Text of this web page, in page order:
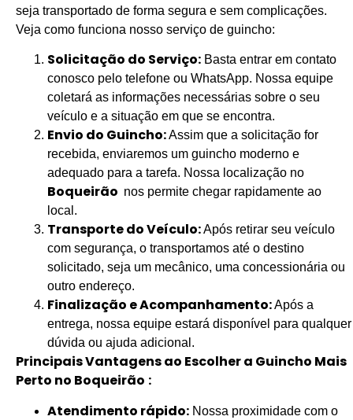
seja transportado de forma segura e sem complicações.
Veja como funciona nosso serviço de guincho:
Solicitação do Serviço: Basta entrar em contato
conosco pelo telefone ou WhatsApp. Nossa equipe
coletará as informações necessárias sobre o seu
veículo e a situação em que se encontra.
Envio do Guincho:Assim que a solicitação for
recebida, enviaremos um guincho moderno e
adequado para a tarefa. Nossa localização no
Boqueirão nos permite chegar rapidamente ao
local.
Transporte do Veículo:Após retirar seu veículo
com segurança, o transportamos até o destino
solicitado, seja um mecânico, uma concessionária ou
outro endereço.
Finalização e Acompanhamento:Após a
entrega, nossa equipe estará disponível para qualquer
dúvida ou ajuda adicional.
Principais Vantagens ao Escolher a Guincho Mais
Perto no Boqueirão :
Atendimento rápido: Nossa proximidade com o